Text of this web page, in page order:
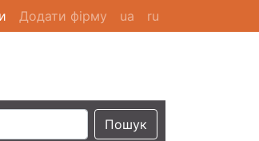
(current)
Додати фірму ua ru
Пошук